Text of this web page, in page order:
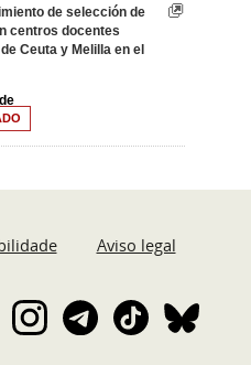
de selección de
centros docentes
Ceuta y Melilla en el
Aviso legal